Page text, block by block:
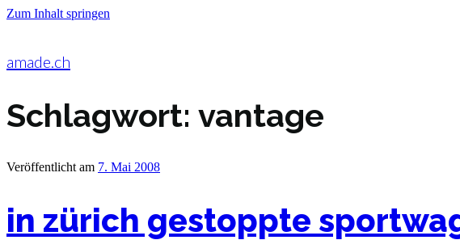
Zum Inhalt springen
amade.ch
Schlagwort: vantage
Veröffentlicht am 7. Mai 2008
in zürich gestoppte